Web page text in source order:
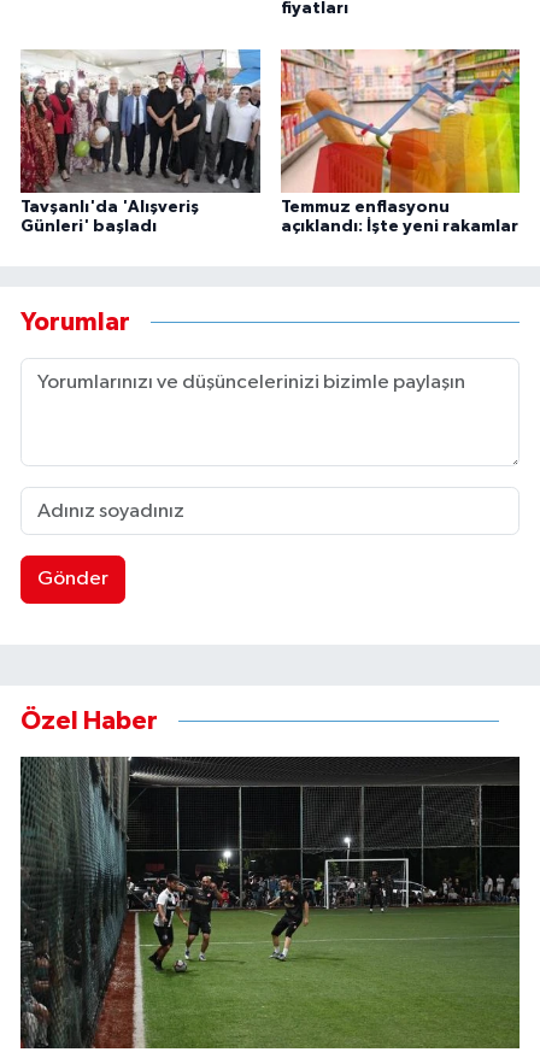
fiyatları
Tavşanlı'da 'Alışveriş
Günleri' başladı
Temmuz enflasyonu
açıklandı: İşte yeni rakamlar
Yorumlar
Gönder
Özel Haber